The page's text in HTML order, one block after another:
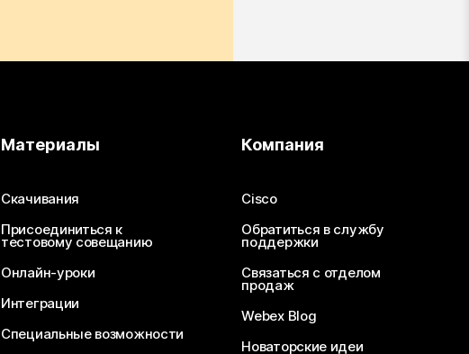
Материалы
Скачивания
Присоединиться к
тестовому совещанию
Онлайн-уроки
Интеграции
Специальные возможности
Компания
Cisco
Обратиться в службу
поддержки
Связаться с отделом
продаж
Webex Blog
Новаторские идеи